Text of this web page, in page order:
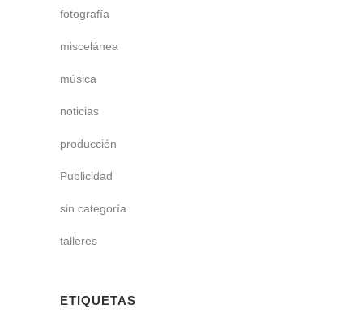
fotografía
miscelánea
música
noticias
producción
Publicidad
sin categoría
talleres
ETIQUETAS